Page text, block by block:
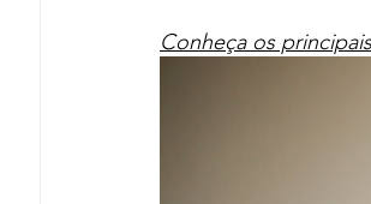
Conheça os